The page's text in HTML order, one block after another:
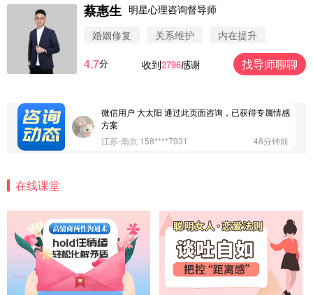
蔡惠生 明星心理咨询督导师
婚姻修复
关系维护 内在提升
4.7分 收到2796感谢 找导师聊聊
微信用户 圆圈 通过此页面咨询，已获得专属情感方
案
微信用户 Vnno 通过此页面咨询，已获得专属情感方
微信用户 大太阳 通过此页面咨询，已获得专属情感
方案
江苏-南京 158****7931
48分钟前
情感方案
北京-朝阳 151****3189
22分钟前
微信用户 巧?媚儿 通过此页面咨询，已获得专属情感
方案
上海-浦东 177****9074
56分钟前
在线课堂